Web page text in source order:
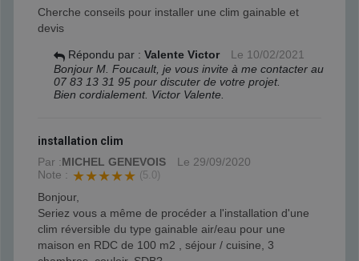
Cherche conseils pour installer une clim gainable et
devis
Répondu par : Valente Victor Le 10/02/2021
Bonjour M. Foucault, je vous invite à me contacter au
07 83 13 31 95 pour discuter de votre projet.
Bien cordialement. Victor Valente.
installation clim
Par :MICHEL GENEVOIS Le 29/09/2020
Note : ★★★★★ (5.0)
Bonjour,
Seriez vous a même de procéder a l'installation d'une
clim réversible du type gainable air/eau pour une
maison en RDC de 100 m2 , séjour / cuisine, 3